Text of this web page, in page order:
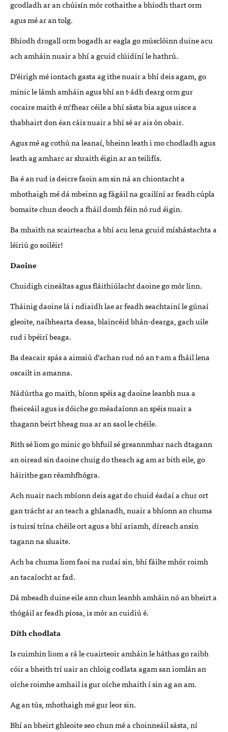
gcodladh ar an chúisín mór cothaithe a bhíodh thart orm
agus mé ar an tolg.
Bhíodh drogall orm bogadh ar eagla go músclóinn duine acu
ach amháin nuair a bhí a gcuid clúidíní le hathrú.
D’éirigh mé iontach gasta ag ithe nuair a bhí deis agam, go
minic le lámh amháin agus bhí an t-ádh dearg orm gur
cocaire maith é m’fhear céile a bhí sásta bia agus uisce a
thabhairt don éan cáis nuair a bhí sé ar ais ón obair.
Agus mé ag cothú na leanaí, bheinn leath i mo chodladh agus
leath ag amharc ar shraith éigin ar an teilifís.
Ba é an rud is deicre faoin am sin ná an chiontacht a
mhothaigh mé dá mbeinn ag fágáil na gcailíní ar feadh cúpla
bomaite chun deoch a fháil domh féin nó rud éigin.
Ba mhaith na scairteacha a bhí acu lena gcuid míshástachta a
léiriú go soiléir!
Daoine
Chuidigh cineáltas agus fláithiúlacht daoine go mór linn.
Tháinig daoine lá i ndiaidh lae ar feadh seachtainí le gúnaí
gleoite, naíbhearta deasa, blaincéid bhán-dearga, gach uile
rud i bpéirí beaga.
Ba deacair spás a aimsiú d’achan rud nó an t-am a fháil lena
oscailt in amanna.
Nádúrtha go maith, bíonn spéis ag daoine leanbh nua a
fheiceáil agus is dóiche go méadaíonn an spéis nuair a
thagann beirt bheag nua ar an saol le chéile.
Rith sé liom go minic go bhfuil sé greannmhar nach dtagann
an oiread sin daoine chuig do theach ag am ar bith eile, go
háirithe gan réamhfhógra.
Ach nuair nach mbíonn deis agat do chuid éadaí a chur ort
gan trácht ar an teach a ghlanadh, nuair a bhíonn an chuma
is tuirsí trína chéile ort agus a bhí ariamh, díreach ansin
tagann na sluaite.
Ach ba chuma liom faoi na rudaí sin, bhí fáilte mhór roimh
an tacaíocht ar fad.
Dá mbeadh duine eile ann chun leanbh amháin nó an bheirt a
thógáil ar feadh píosa, is mór an cuidiú é.
Díth chodlata
Is cuimhin liom a rá le cuairteoir amháin le háthas go raibh
cóir a bheith trí uair an chloig codlata agam san iomlán an
oíche roimhe amhail is gur oíche mhaith í sin ag an am.
Ag an tús, mhothaigh mé gur leor sin.
Bhí an bheirt ghleoite seo chun mé a choinneáil sásta, ní